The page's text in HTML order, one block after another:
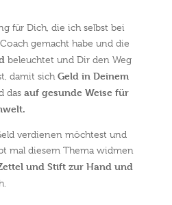
für Dich, die ich selbst bei
gemacht habe und die
beleuchtet und Dir den Weg
damit sich Geld in Deinem
das auf gesunde Weise für
verdienen möchtest und
mal diesem Thema widmen
und Stift zur Hand und